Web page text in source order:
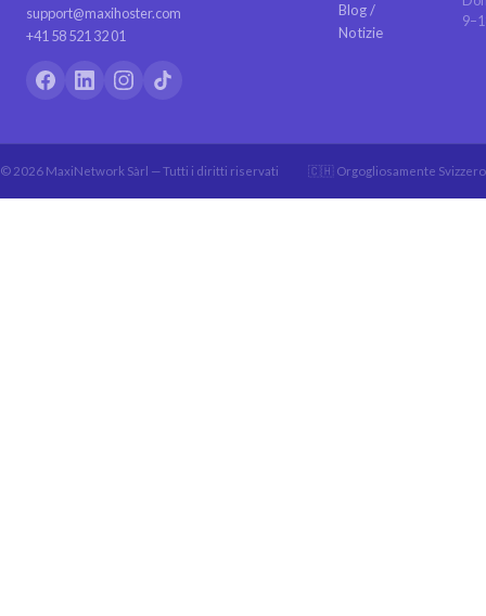
support@maxihoster.com
+41 58 521 32 01
Blog /
Notizie
© 2026 MaxiNetwork Sàrl — Tutti i diritti riservati 🇨🇭 Orgogliosamente Svizzero